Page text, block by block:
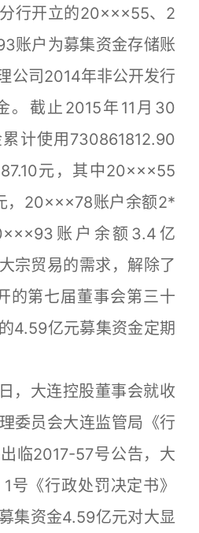
行开立的20×××55、2
账户为募集资金存储账
公司2014年非公开发行
。截止2015年11月30
计使用730861812.90
元，其中20×××55
，20×××78账户余额2*
账户余额3.4亿
宗贸易的需求，解除了
的第七届董事会第三十
4.59亿元募集资金定期
大连控股董事会就收
委员会大连监管局《行
临2017-57号公告，大
号《行政处罚决定书》
集资金4.59亿元对大显